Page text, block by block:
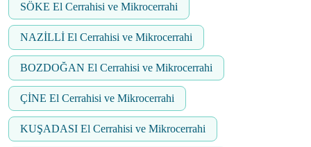
SÖKE El Cerrahisi ve Mikrocerrahi
NAZİLLİ El Cerrahisi ve Mikrocerrahi
BOZDOĞAN El Cerrahisi ve Mikrocerrahi
ÇİNE El Cerrahisi ve Mikrocerrahi
KUŞADASI El Cerrahisi ve Mikrocerrahi